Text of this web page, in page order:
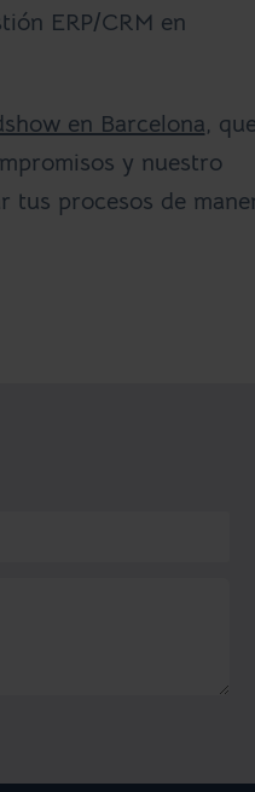
ERP/CRM en
en Barcelona,
y nuestro
tus procesos de